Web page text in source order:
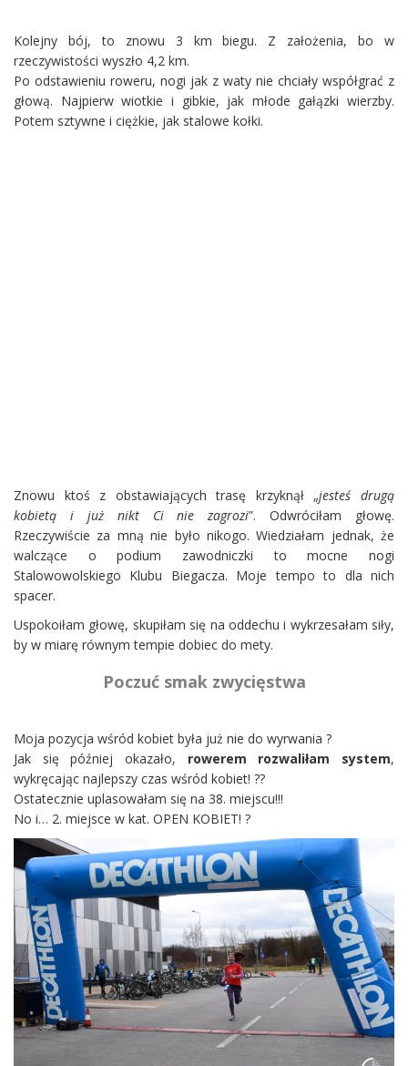
Kolejny bój, to znowu 3 km biegu. Z założenia, bo w
rzeczywistości wyszło 4,2 km.
Po odstawieniu roweru, nogi jak z waty nie chciały współgrać z
głową. Najpierw wiotkie i gibkie, jak młode gałązki wierzby.
Potem sztywne i ciężkie, jak stalowe kołki.
Znowu ktoś z obstawiających trasę krzyknął „jesteś drugą
kobietą i już nikt Ci nie zagrozi”. Odwróciłam głowę.
Rzeczywiście za mną nie było nikogo. Wiedziałam jednak, że
walczące o podium zawodniczki to mocne nogi
Stalowowolskiego Klubu Biegacza. Moje tempo to dla nich
spacer.
Uspokoiłam głowę, skupiłam się na oddechu i wykrzesałam siły,
by w miarę równym tempie dobiec do mety.
Poczuć smak zwycięstwa
Moja pozycja wśród kobiet była już nie do wyrwania ?
Jak się później okazało, rowerem rozwaliłam system,
wykręcając najlepszy czas wśród kobiet! ??
Ostatecznie uplasowałam się na 38. miejscu!!!
No i… 2. miejsce w kat. OPEN KOBIET! ?